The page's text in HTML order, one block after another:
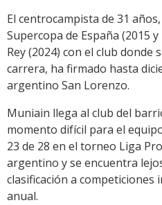
El centrocampista de 31
Supercopa de España (2015
Rey (2024) con el club donde
carrera, ha firmado hasta
argentino San Lorenzo.
Muniain llega al club del
momento difícil para el
23 de 28 en el torneo Liga
argentino y se encuentra
clasificación a competiciones
anual.